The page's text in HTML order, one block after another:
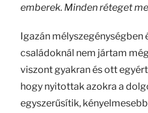
emberek. Minden réteget
Igazán mélyszegénységben
családoknál nem jártam
viszont gyakran és ott
hogy nyitottak azokra a
egyszerűsítik,